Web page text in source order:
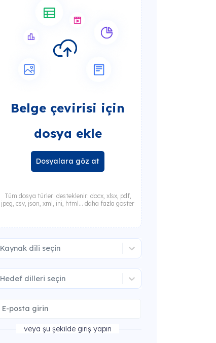
Belge çevirisi için
dosya ekle
Dosyalara göz at
Tüm dosya türleri desteklenir: docx, xlsx, pdf,
jpeg, csv, json, xml, ini, html... daha fazla göster
Kaynak dili seçin
Hedef dilleri seçin
veya şu şekilde giriş yapın